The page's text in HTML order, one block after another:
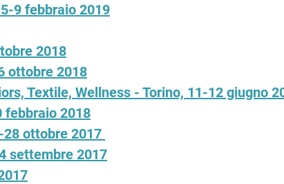
9 febbraio 2019
2018
ottobre 2018
Textile, Wellness - Torino, 11-12 giugno
febbraio 2018
ottobre 2017
settembre 2017